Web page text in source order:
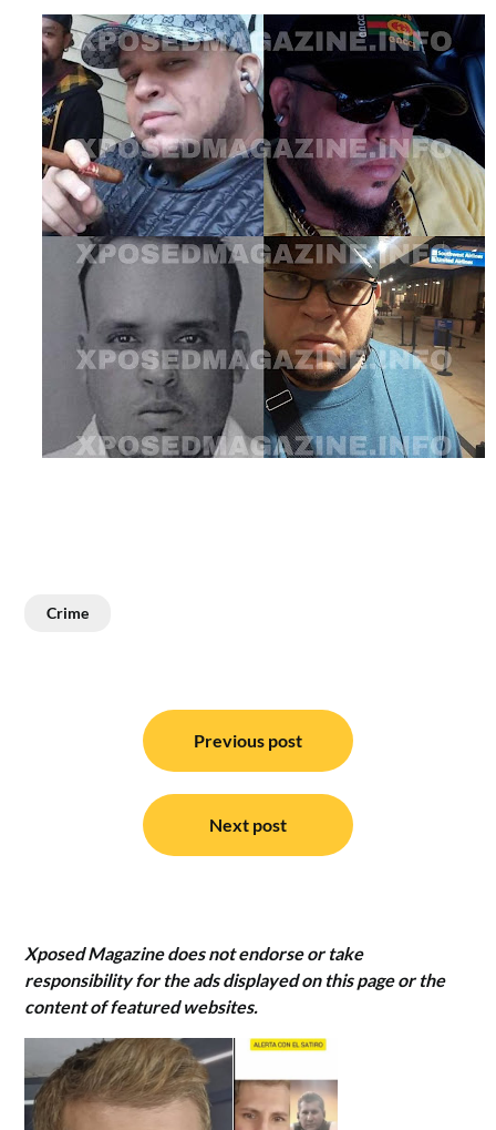
Crime
navigation
Previous post
Next post
Xposed Magazine does not endorse or take
responsibility for the ads displayed on this page or the
content of featured websites.